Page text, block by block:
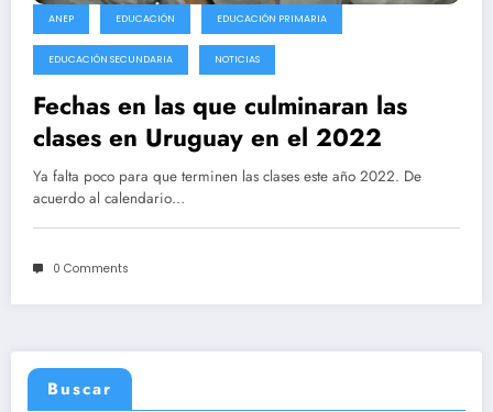
ANEP EDUCACIÓN EDUCACIÓN PRIMARIA
EDUCACIÓN SECUNDARIA NOTICIAS
Fechas en las que culminaran las
clases en Uruguay en el 2022
Ya falta poco para que terminen las clases este año 2022. De
acuerdo al calendario…
0 Comments
Buscar